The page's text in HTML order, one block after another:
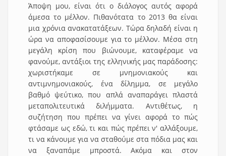
Άποψη μου, είναι ότι ο διάλογος αυτός αφορά
άμεσα το μέλλον. Πιθανότατα το 2013 θα είναι
μια χρόνια ανακατατάξεων. Τώρα δηλαδή είναι η
ώρα να αποφασίσουμε για το μέλλον. Μέσα στη
μεγάλη κρίση που βιώνουμε, καταφέραμε να
φανούμε, αντάξιοι της ελληνικής μας παράδοσης:
χωριστήκαμε σε μνημονιακούς και
αντιμνημονιακούς, ένα δίλημμα, σε μεγάλο
βαθμό ψεύτικο, που απλά αναπαράγει πλαστά
μεταπολιτευτικά διλήμματα. Αντιθέτως, η
συζήτηση που πρέπει να γίνει αφορά το πώς
φτάσαμε ως εδώ, τι και πώς πρέπει ν' αλλάξουμε,
τι να κάνουμε για να σταθούμε στα πόδια μας και
να ξαναπάμε μπροστά. Ακόμα και στον